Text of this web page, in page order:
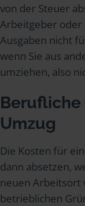
von der Steuer
Arbeitgeber oder
Ausgaben nicht
wenn Sie aus
umziehen, also
Berufliche
Umzug
Die Kosten für
dann absetzen,
neuen Arbeitsort
betrieblichen